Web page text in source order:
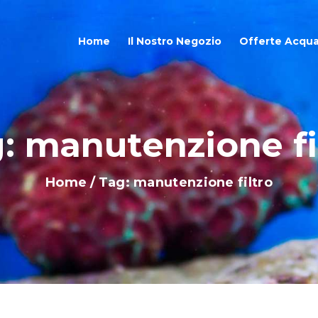
Home Il Nostro Negozio Offerte
manutenzione
Home Tag: manutenzione filtro
NOSTRO NEGOZIO
ACQUARI
ONLINE